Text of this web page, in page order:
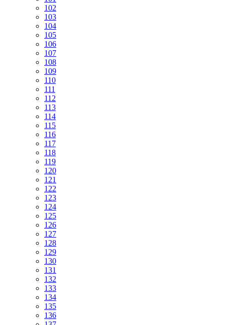
102
103
104
105
106
107
108
109
110
111
112
113
114
115
116
117
118
119
120
121
122
123
124
125
126
127
128
129
130
131
132
133
134
135
136